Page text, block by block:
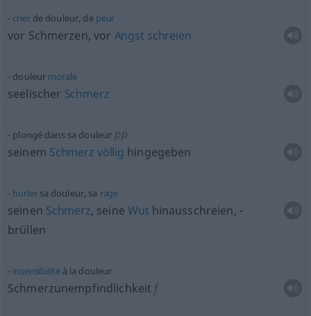
crierde douleur, de peur
vor Schmerzen, vor Angst schreien
douleur morale
seelischer Schmerz
plongé dans sa douleur pp
seinem Schmerz völlig hingegeben
hurlersa douleur, sa rage
seinen Schmerz, seine Wut hinausschreien, -
brüllen
insensibilitéà la douleur
Schmerzunempfindlichkeit f